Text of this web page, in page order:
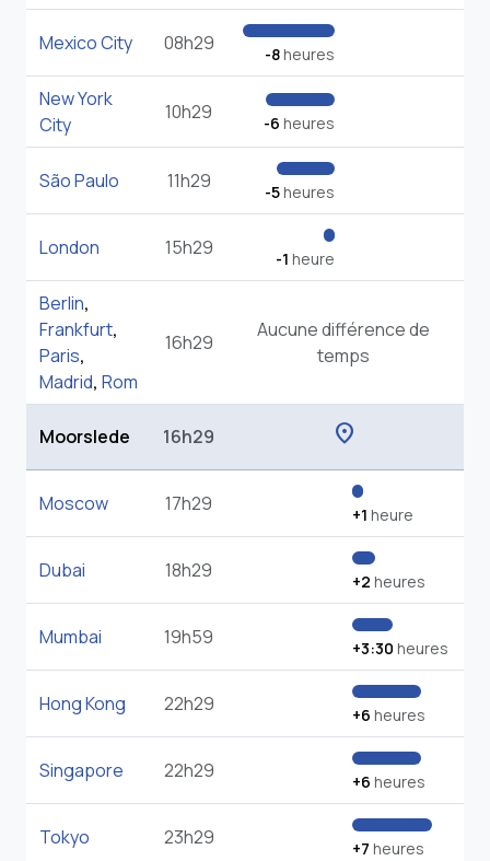
Mexico City 08h29 -8heures
New York
City
10h29 -6 heures
São Paulo 11h29 -5heures
London 15h29 -1 heure
Berlin,
Frankfurt,
Paris,
Madrid, Rom
16h29
Aucune différence de
temps
Moorslede 16h29 location_on
Moscow 17h29 +1 heure
Dubai 18h29 +2 heures
Mumbai 19h59 +3:30 heures
Hong Kong 22h29 +6 heures
Singapore 22h29 +6 heures
Tokyo 23h29 +7 heures